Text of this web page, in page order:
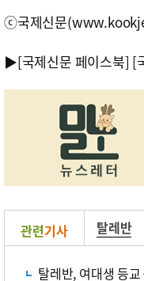
ⓒ국제신문
▶[국제신문 페이스북] [
관련기사 탈레반
탈레반, 여대생 등